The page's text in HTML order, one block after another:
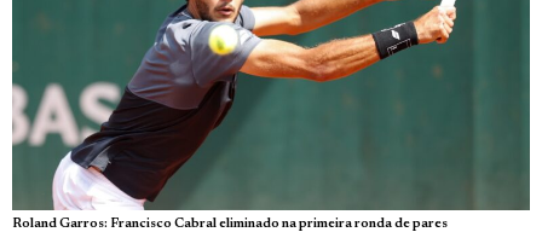
Roland Garros: Francisco Cabral eliminado na primeira ronda de pares